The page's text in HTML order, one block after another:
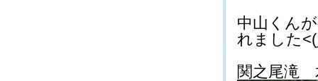
中山くん
れました
関之尾滝